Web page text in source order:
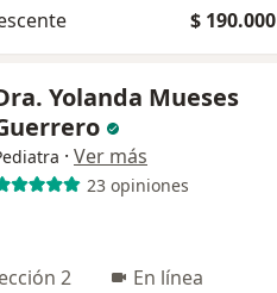
$ 190.000
Yolanda Mueses
· Ver más
23 opiniones
2 En línea